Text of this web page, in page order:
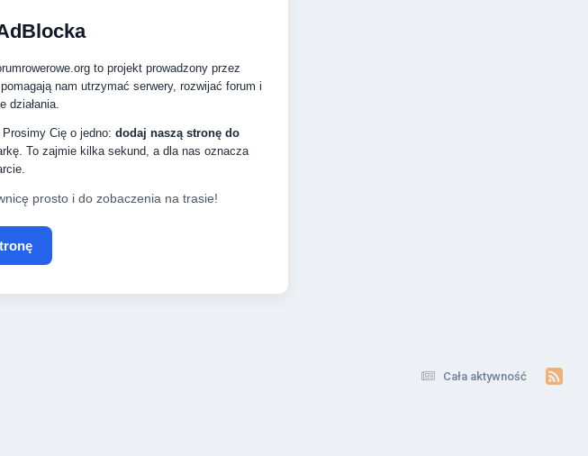
to projekt prowadzony przez
nam utrzymać serwery, rozwijać forum i
działania.
Cię o jedno: dodaj naszą stronę do
To zajmie kilka sekund, a dla nas oznacza
prosto i do zobaczenia na trasie!
Cała aktywność